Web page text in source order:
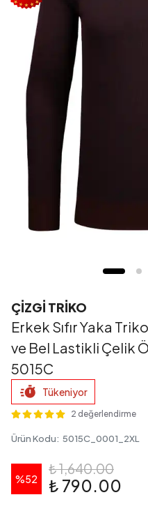
ÇİZGİ TRİKO
Erkek Sıfır Yaka
ve Bel Lastikli Çelik
5015C
Tükeniyor
2 değerlendirme
Ürün Kodu: 5015C_0001_2XL
%52
₺ 1,640.00
₺ 790.00